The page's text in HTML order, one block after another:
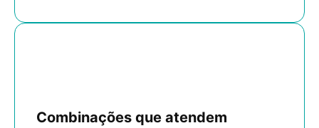
Combinações que atendem